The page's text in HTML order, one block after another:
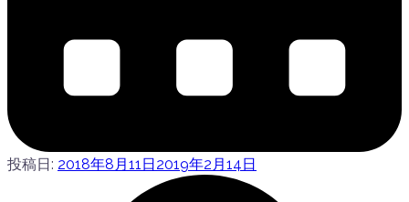
投稿日: 2018年8月11日 2019年2月14日